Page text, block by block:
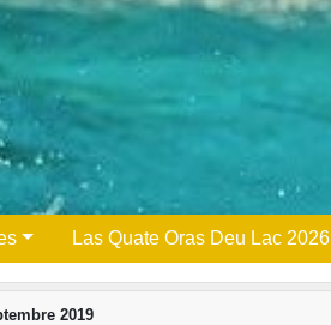
Las Quate Oras Deu Lac 2026
2019